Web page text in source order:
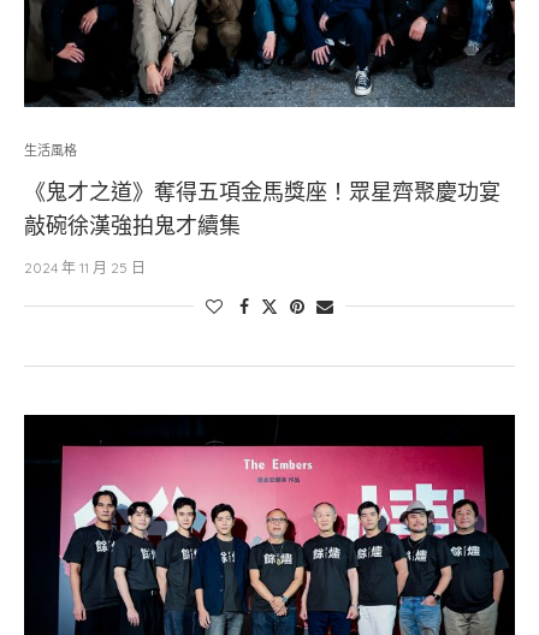
生活風格
《鬼才之道》奪得五項金馬獎座！眾星齊聚慶功宴
敲碗徐漢強拍鬼才續集
2024 年 11 月 25 日